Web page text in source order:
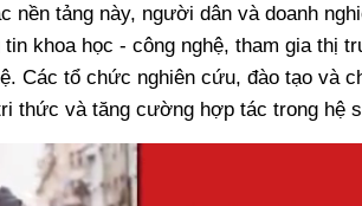
nền tảng này, người dân và doanh
khoa học - công nghệ, tham gia thị
Các tổ chức nghiên cứu, đào tạo và
thức và tăng cường hợp tác trong hệ